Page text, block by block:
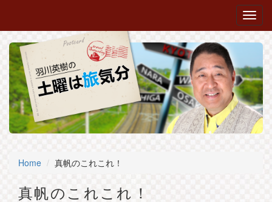
Home 真帆のこれこれ！
真帆のこれこれ！